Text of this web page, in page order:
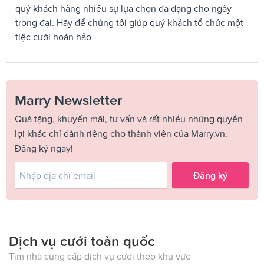
quý khách hàng nhiều sự lựa chọn đa dạng cho ngày
trọng đại. Hãy để chúng tôi giúp quý khách tổ chức một
tiệc cưới hoàn hảo
Marry Newsletter
Quà tặng, khuyến mãi, tư vấn và rất nhiều những quyền
lợi khác chỉ dành riêng cho thành viên của Marry.vn.
Đăng ký ngay!
Đăng ký
Dịch vụ cưới toàn quốc
Tìm nhà cung cấp dịch vụ cưới theo khu vực